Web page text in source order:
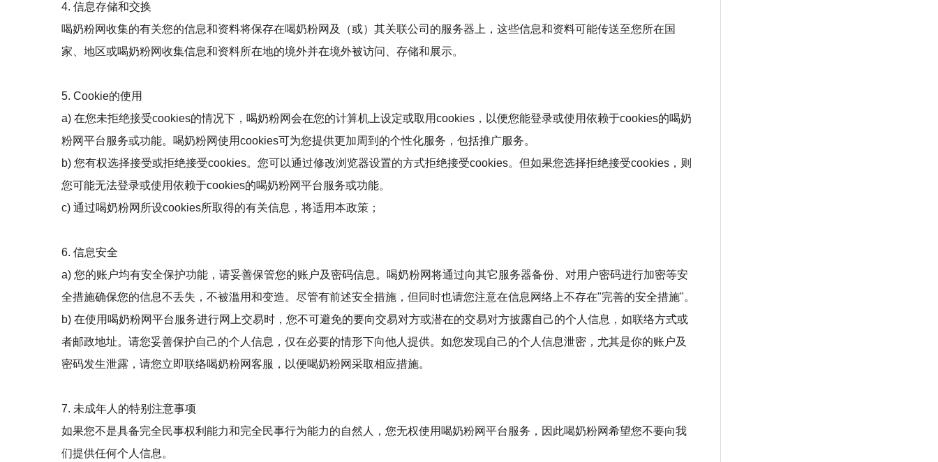
4. 信息存储和交换
喝奶粉网收集的有关您的信息和资料将保存在喝奶粉网及（或）其关联公司的服务器上，这些信息和资料可能传送至您所在国
家、地区或喝奶粉网收集信息和资料所在地的境外并在境外被访问、存储和展示。
5. Cookie的使用
a) 在您未拒绝接受cookies的情况下，喝奶粉网会在您的计算机上设定或取用cookies，以便您能登录或使用依赖于cookies的喝奶
粉网平台服务或功能。喝奶粉网使用cookies可为您提供更加周到的个性化服务，包括推广服务。
b) 您有权选择接受或拒绝接受cookies。您可以通过修改浏览器设置的方式拒绝接受cookies。但如果您选择拒绝接受cookies，则
您可能无法登录或使用依赖于cookies的喝奶粉网平台服务或功能。
c) 通过喝奶粉网所设cookies所取得的有关信息，将适用本政策；
6. 信息安全
a) 您的账户均有安全保护功能，请妥善保管您的账户及密码信息。喝奶粉网将通过向其它服务器备份、对用户密码进行加密等安
全措施确保您的信息不丢失，不被滥用和变造。尽管有前述安全措施，但同时也请您注意在信息网络上不存在"完善的安全措施"。
b) 在使用喝奶粉网平台服务进行网上交易时，您不可避免的要向交易对方或潜在的交易对方披露自己的个人信息，如联络方式或
者邮政地址。请您妥善保护自己的个人信息，仅在必要的情形下向他人提供。如您发现自己的个人信息泄密，尤其是你的账户及
密码发生泄露，请您立即联络喝奶粉网客服，以便喝奶粉网采取相应措施。
7. 未成年人的特别注意事项
如果您不是具备完全民事权利能力和完全民事行为能力的自然人，您无权使用喝奶粉网平台服务，因此喝奶粉网希望您不要向我
们提供任何个人信息。